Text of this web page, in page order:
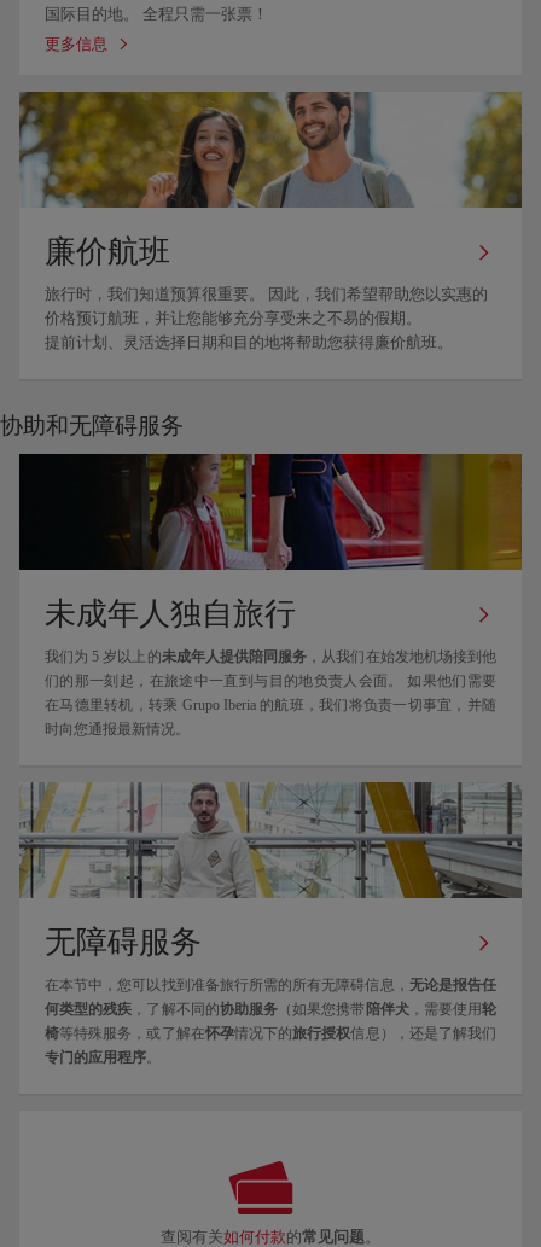
国际目的地。 全程只需一张票！
更多信息
廉价航班
旅行时，我们知道预算很重要。 因此，我们希望帮助您以实惠的
价格预订航班，并让您能够充分享受来之不易的假期。
提前计划、灵活选择日期和目的地将帮助您获得廉价航班。
协助和无障碍服务
未成年人独自旅行
我们为 5 岁以上的未成年人提供陪同服务 ，从我们在始发地机场接到他
们的那一刻起，在旅途中一直到与目的地负责人会面。 如果他们需要
在马德里转机，转乘 Grupo Iberia 的航班，我们将负责一切事宜，并随
时向您通报最新情况。
无障碍服务
在本节中，您可以找到准备旅行所需的所有无障碍信息， 无论是报告任
何类型的残疾 ，了解不同的协助服务 （如果您携带 陪伴犬，需要使用轮
椅等特殊服务，或了解在怀孕情况下的旅行授权信息），还是了解我们
专门的应用程序
查阅有关如何付款的常见问题 。